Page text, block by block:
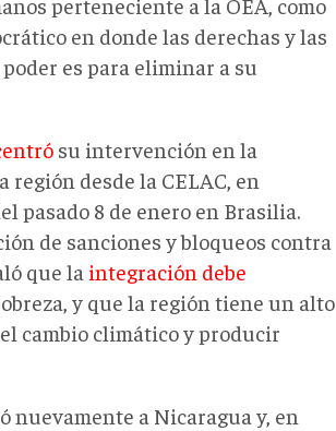
en donde las derechas y las
es para eliminar a su
su intervención en la
desde la CELAC, en
pasado 8 de enero en Brasilia.
de sanciones y bloqueos contra
que la integración debe
y que la región tiene un alto
cambio climático y producir
nuevamente a Nicaragua y, en